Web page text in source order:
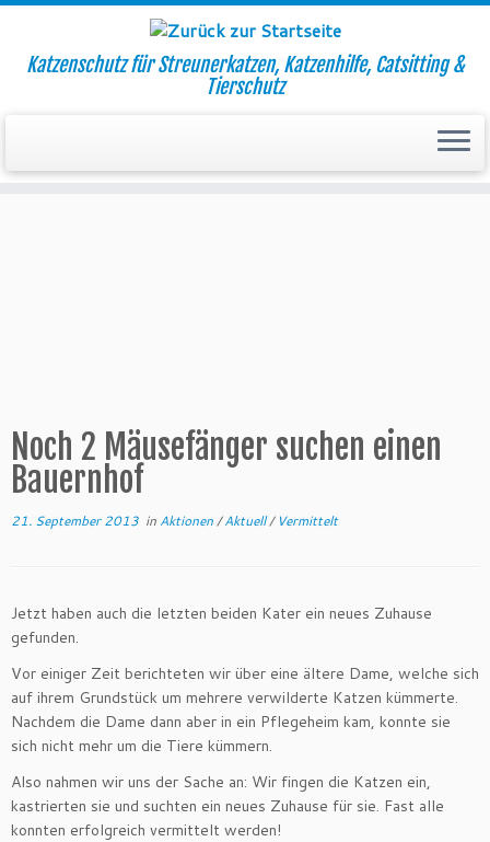
springen
Katzenschutz für Streunerkatzen, Katzenhilfe, Catsitting &
Tierschutz
Noch 2 Mäusefänger suchen einen
Bauernhof
Noch 2 Mäusefänger suchen einen
Bauernhof
21. September 2013 in Aktionen/Aktuell/ Vermittelt
Jetzt haben auch die letzten beiden Kater ein neues Zuhause
gefunden.
Vor einiger Zeit berichteten wir über eine ältere Dame, welche sich
auf ihrem Grundstück um mehrere verwilderte Katzen kümmerte.
Nachdem die Dame dann aber in ein Pflegeheim kam, konnte sie
sich nicht mehr um die Tiere kümmern.
Also nahmen wir uns der Sache an: Wir fingen die Katzen ein,
kastrierten sie und suchten ein neues Zuhause für sie. Fast alle
konnten erfolgreich vermittelt werden!